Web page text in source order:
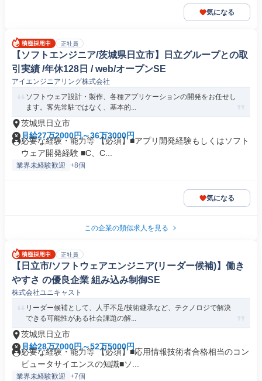
気になる
正社員
【ソフトエンジニア/茨城県日立市】日立グループとの取
引実績 /年休128日 / web/オープンSE
アイエンジニアリング株式会社
ソフトウェア設計・製作、各種アプリケーションの開発をお任せし
ます。客先常駐ではなく、基本的...
茨城県日立市
月給27万2000円～36万3000円
必要な経験・能力等 【必須】■アプリ開発経験もしくはソフト
ウェア開発経験 ■C、C...
業界未経験歓迎 +8個
気になる
この企業の類似求人を見る
正社員
【日立市/ソフトウェアエンジニア(リーダー候補)】働き
やすさ の優良企業 組み込み制御SE
株式会社ユニキャスト
リーダー候補として、人手不足/技術継承など、テクノロジで解決
できる可能性がある社会課題の解...
茨城県日立市
月給28万7000円～52万5000円
必要な経験・能力等 【必須】■応用情報技術者合格相当のコン
ピュータサイエンスの知識■ソ...
業界未経験歓迎 +7個